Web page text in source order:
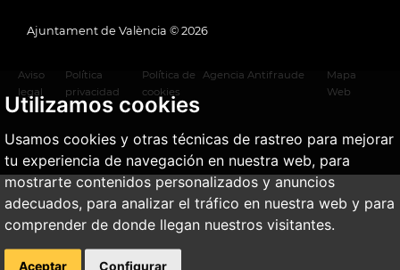
Utilizamos cookies
Usamos cookies y otras técnicas de rastreo para mejorar
tu experiencia de navegación en nuestra web, para
mostrarte contenidos personalizados y anuncios
adecuados, para analizar el tráfico en nuestra web y para
comprender de donde llegan nuestros visitantes.
Aceptar Configurar
Ajuntament de València © 2026
Aviso
legal
Política
privacidad
Política de
cookies
Agencia Antifraude
Mapa
Web